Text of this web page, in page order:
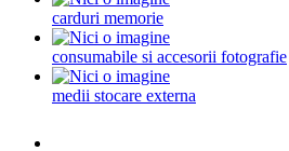
carduri memorie
consumabile si accesorii fotografie
medii stocare externa